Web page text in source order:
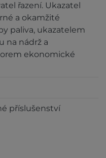
řazení. Ukazatel
a okamžité
paliva, ukazatelem
na nádrž a
ekonomické
příslušenství